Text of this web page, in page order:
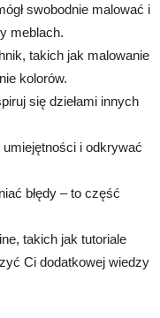
swobodnie malować i
meblach.
takich jak malowanie
kolorów.
się dziełami innych
i odkrywać
błędy – to część
takich jak tutoriale
Ci dodatkowej wiedzy